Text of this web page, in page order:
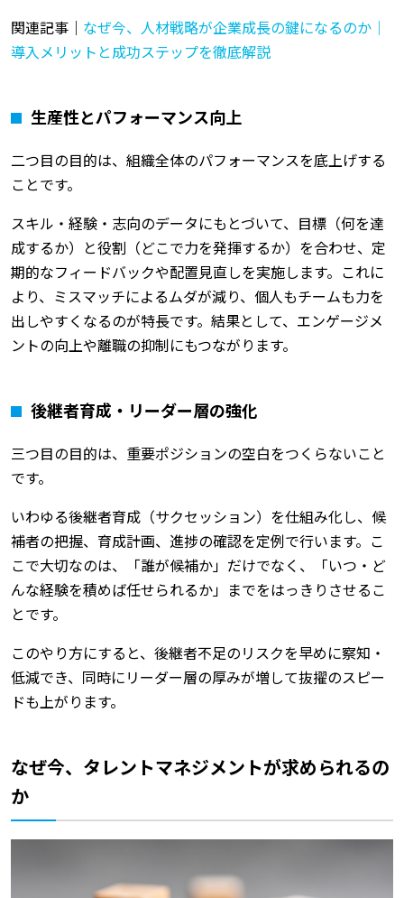
関連記事｜ なぜ今、人材戦略が企業成長の鍵になるのか｜
導入メリットと成功ステップを徹底解説
生産性とパフォーマンス向上
二つ目の目的は、組織全体のパフォーマンスを底上げする
ことです。
スキル・経験・志向のデータにもとづいて、目標（何を達
成するか）と役割（どこで力を発揮するか）を合わせ、定
期的なフィードバックや配置見直しを実施します。これに
より、ミスマッチによるムダが減り、個人もチームも力を
出しやすくなるのが特長です。結果として、エンゲージメ
ントの向上や離職の抑制にもつながります。
後継者育成・リーダー層の強化
三つ目の目的は、重要ポジションの空白をつくらないこと
です。
いわゆる後継者育成（サクセッション）を仕組み化し、候
補者の把握、育成計画、進捗の確認を定例で行います。こ
こで大切なのは、「誰が候補か」だけでなく、「いつ・ど
んな経験を積めば任せられるか」までをはっきりさせるこ
とです。
このやり方にすると、後継者不足のリスクを早めに察知・
低減でき、同時にリーダー層の厚みが増して抜擢のスピー
ドも上がります。
なぜ今、タレントマネジメントが求められるの
か